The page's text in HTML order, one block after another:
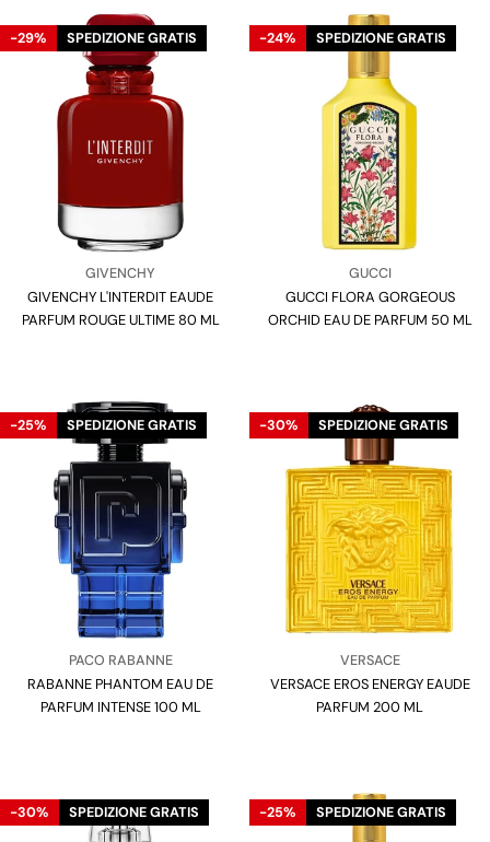
-29% SPEDIZIONE GRATIS
Venditore:
GIVENCHY
Tipo:
GIVENCHY L'INTERDIT EAUDE
PARFUM ROUGE ULTIME 80 ML
-24% SPEDIZIONE GRATIS
Venditore:
GUCCI
Tipo:
GUCCI FLORA GORGEOUS
ORCHID EAU DE PARFUM 50 ML
-25% SPEDIZIONE GRATIS
Venditore:
PACO RABANNE
Tipo:
RABANNE PHANTOM EAU DE
PARFUM INTENSE 100 ML
-30% SPEDIZIONE GRATIS
Venditore:
VERSACE
Tipo:
VERSACE EROS ENERGY EAUDE
PARFUM 200 ML
-30% SPEDIZIONE GRATIS -25% SPEDIZIONE GRATIS